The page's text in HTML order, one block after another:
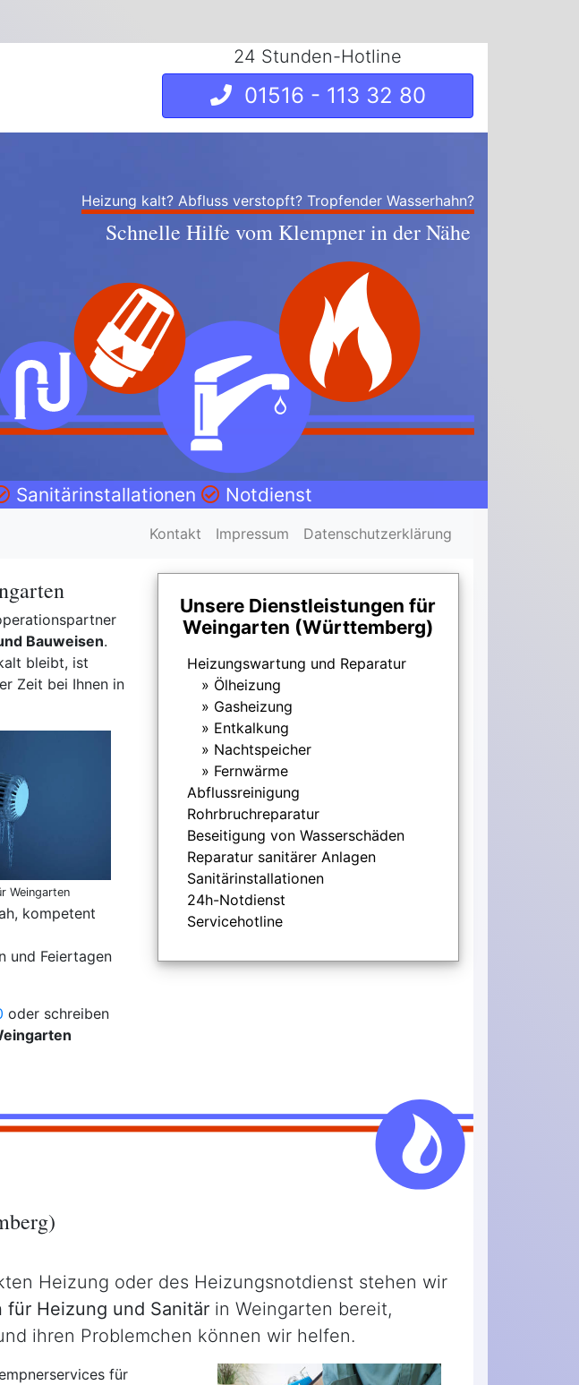
24 Stunden-Hotline
01516 - 113 32 80
Heizung kalt? Abfluss verstopft? Tropfender Wasserhahn?
Schnelle Hilfe vom Klempner in der Nähe
Sanitärinstallationen Notdienst
Kontakt Impressum Datenschutzerklärung
Bauweisen.
bleibt, ist
Zeit bei Ihnen in
Weingarten
kompetent
und Feiertagen
oder schreiben
Unsere Dienstleistungen für
Weingarten (Württemberg)
Heizungswartung und Reparatur
Ölheizung
Gasheizung
Entkalkung
Nachtspeicher
Fernwärme
Abflussreinigung
Rohrbruchreparatur
Beseitigung von Wasserschäden
Reparatur sanitärer Anlagen
Sanitärinstallationen
24h-Notdienst
Servicehotline
Heizung oder des Heizungsnotdienst stehen wir
für Heizung und Sanitärin Weingarten bereit,
ihren Problemchen können wir helfen.
für